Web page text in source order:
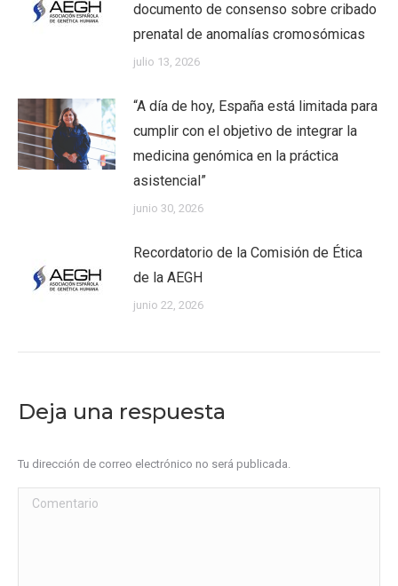
documento de consenso sobre cribado
prenatal de anomalías cromosómicas
julio 13, 2026
“A día de hoy, España está limitada para
cumplir con el objetivo de integrar la
medicina genómica en la práctica
asistencial”
junio 30, 2026
Recordatorio de la Comisión de Ética
de la AEGH
junio 22, 2026
Deja una respuesta
Tu dirección de correo electrónico no será publicada.
Comentario